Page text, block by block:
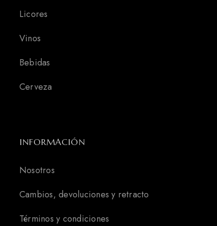
Licores
Vinos
Bebidas
Cerveza
INFORMACIÓN
Nosotros
Cambios, devoluciones y retracto
Términos y condiciones